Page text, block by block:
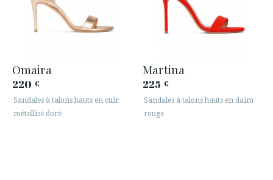
Omaira
220 €
Sandales à talons hauts en cuir
métallisé doré
Martina
225 €
Sandales à talons hauts en daim
rouge